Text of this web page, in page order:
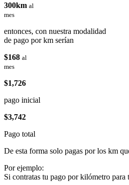
300km al
mes
entonces, con nuestra modalidad
de pago por km serían
$168 al
mes
$1,726
pago inicial
$3,742
Pago total
De esta forma solo pagas por los km
Por ejemplo:
Si contratas tu pago por kilómetro para